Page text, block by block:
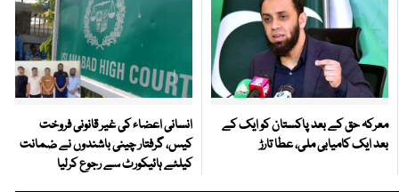
معرکہ حق کے بعد پاکستان کو ایک کے
بعد ایک کامیابی ملی، عطا تارڑ
انسانی اعضاء کی غیر قانونی فروخت
کیس، گرفتار چینی باشندوں نے ضمانت
کیلئے ہائیکورٹ سے رجوع کرلیا